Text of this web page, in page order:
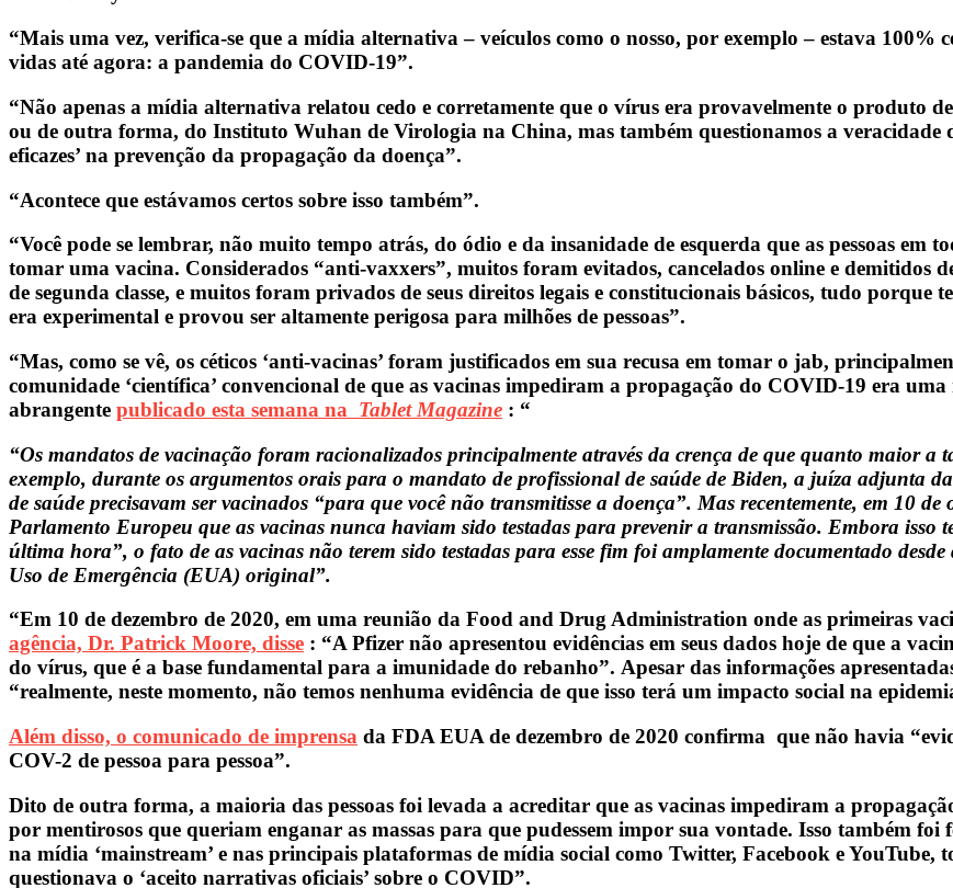
“Mais uma vez, verifica-se que a mídia alternativa – veículos como o nosso, por exemplo – estava 100%
vidas até agora: a pandemia do COVID-19”.
“Não apenas a mídia alternativa relatou cedo e corretamente que o vírus era provavelmente o produto
ou de outra forma, do Instituto Wuhan de Virologia na China, mas também questionamos a veracidade
eficazes’ na prevenção da propagação da doença”.
“Acontece que estávamos certos sobre isso também”.
“Você pode se lembrar, não muito tempo atrás, do ódio e da insanidade de esquerda que as pessoas
tomar uma vacina. Considerados “anti-vaxxers”, muitos foram evitados, cancelados online e demitidos
de segunda classe, e muitos foram privados de seus direitos legais e constitucionais básicos, tudo
era experimental e provou ser altamente perigosa para milhões de pessoas”.
“Mas, como se vê, os céticos ‘anti-vacinas’ foram justificados em sua recusa em tomar o jab,
comunidade ‘científica’ convencional de que as vacinas impediram a propagação do COVID-19 era
abrangente publicado esta semana na Tablet Magazine : “
“Os mandatos de vacinação foram racionalizados principalmente através da crença de que quanto maior a
exemplo, durante os argumentos orais para o mandato de profissional de saúde de Biden, a juíza adjunta
de saúde precisavam ser vacinados “para que você não transmitisse a doença”. Mas recentemente, em 10
Parlamento Europeu que as vacinas nunca haviam sido testadas para prevenir a transmissão. Embora isso
última hora”, o fato de as vacinas não terem sido testadas para esse fim foi amplamente documentado
Uso de Emergência (EUA) original”.
“Em 10 de dezembro de 2020, em uma reunião da Food and Drug Administration onde as primeiras
agência, Dr. Patrick Moore, disse : “A Pfizer não apresentou evidências em seus dados hoje de que a
do vírus, que é a base fundamental para a imunidade do rebanho”. Apesar das informações
“realmente, neste momento, não temos nenhuma evidência de que isso terá um impacto social na
Além disso, o comunicado de imprensa da FDA EUA de dezembro de 2020 confirma que não havia
COV-2 de pessoa para pessoa”.
Dito de outra forma, a maioria das pessoas foi levada a acreditar que as vacinas impediram a
por mentirosos que queriam enganar as massas para que pudessem impor sua vontade. Isso também
na mídia ‘mainstream’ e nas principais plataformas de mídia social como Twitter, Facebook e
questionava o ‘aceito narrativas oficiais’ sobre o COVID”.